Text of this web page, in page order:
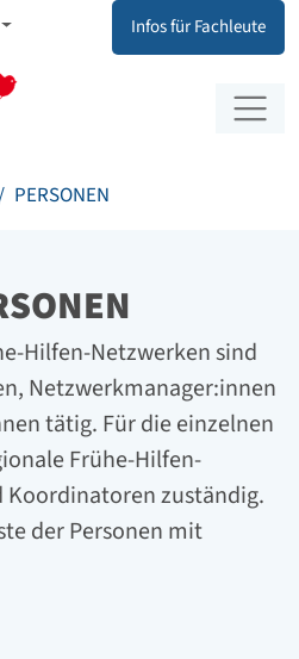
Infos für Fachleute
PERSONEN
Hilfen-Netzwerken sind
Netzwerkmanager:innen
tätig. Für die einzelnen
Frühe-Hilfen-
zuständig.
der Personen mit